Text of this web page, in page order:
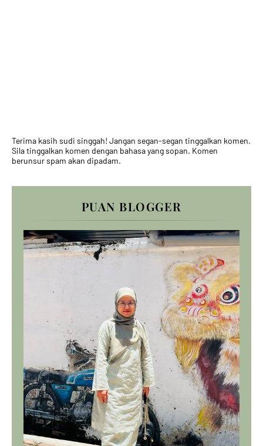
Terima kasih sudi singgah! Jangan segan-segan tinggalkan komen.
Sila tinggalkan komen dengan bahasa yang sopan. Komen
berunsur spam akan dipadam.
PUAN BLOGGER